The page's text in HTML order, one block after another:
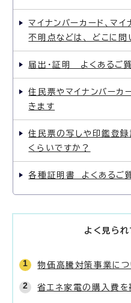
マイナンバーカード、マ
不明点などは、 どこに問
届出・証明 よくあるご
住民票やマイナンバーカ
きます
住民票の写しや印鑑登
くらいですか？
各種証明書 よくあるご
よく見ら
物価高騰対策事業につ
省エネ家電の購入費を